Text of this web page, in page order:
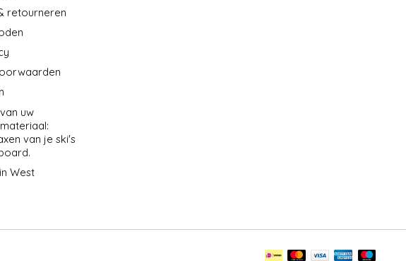
retourneren
uw
van je ski's
West